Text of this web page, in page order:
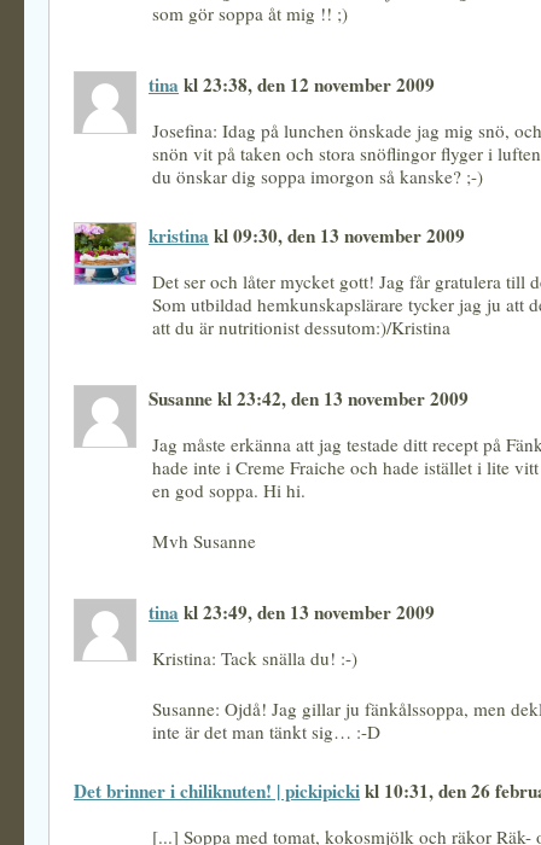
som gör soppa åt mig !! ;)
tina kl 23:38, den 12 november 2009
Josefina: Idag på lunchen önskade jag mig snö,
snön vit på taken och stora snöflingor flyger i
du önskar dig soppa imorgon så kanske? ;-)
kristina kl 09:30, den 13 november 2009
Det ser och låter mycket gott! Jag får gratulera till
Som utbildad hemkunskapslärare tycker jag ju att
att du är nutritionist dessutom:)/Kristina
Susanne kl 23:42, den 13 november 2009
Jag måste erkänna att jag testade ditt recept på
hade inte i Creme Fraiche och hade istället i lite
en god soppa. Hi hi.
Mvh Susanne
tina kl 23:49, den 13 november 2009
Kristina: Tack snälla du! :-)
Susanne: Ojdå! Jag gillar ju fänkålssoppa, men
inte är det man tänkt sig… :-D
Det brinner i chiliknuten! | pickipickikl 10:31, den 26
[...] Soppa med tomat, kokosmjölk och räkor Räk-